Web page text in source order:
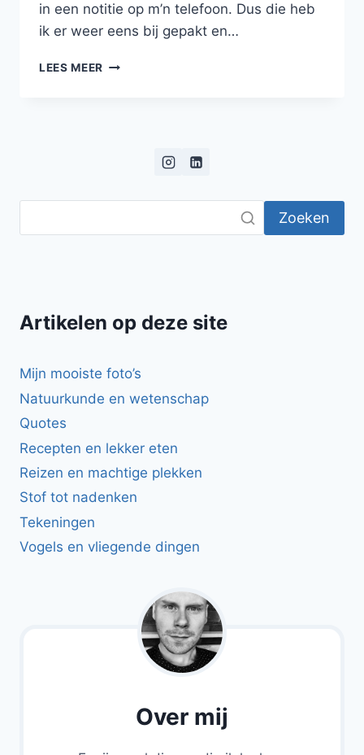
in een notitie op m’n telefoon. Dus die heb
ik er weer eens bij gepakt en…
LEES MEER WAAR
Zoeken
Artikelen op deze site
Mijn mooiste foto’s
Natuurkunde en wetenschap
Quotes
Recepten en lekker eten
Reizen en machtige plekken
Stof tot nadenken
Tekeningen
Vogels en vliegende dingen
Over mij